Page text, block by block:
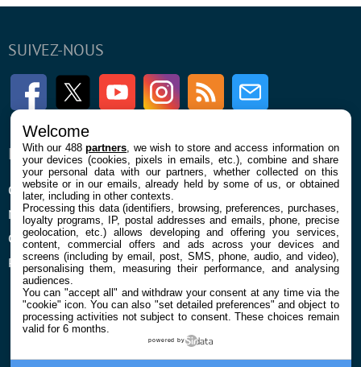
SUIVEZ-NOUS
FacebookTwitter Youtube InstagramRSS Newsletter
ENTREPRISE
Qui sommes nous
Mentions légales et CGU
Confidentialité et Cookies
Préférences cookies
À PROPOS
La rédaction
Contact
Welcome
With our 488partners , we wish to store and access information on
your devices (cookies, pixels in emails, etc.), combine and share
your personal data with our partners, whether collected on this
website or in our emails, already held by some of us, or obtained
later, including in other contexts.
Processing this data (identifiers, browsing, preferences, purchases,
loyalty programs, IP, postal addresses and emails, phone, precise
geolocation, etc.) allows developing and offering you services,
content, commercial offers and ads across your devices and
screens (including by email, post, SMS, phone, audio, and video),
personalising them, measuring their performance, and analysing
audiences.
You can "accept all" and withdraw your consent at any time via the
"cookie" icon. You can also "set detailed preferences" and object to
processing activities not subject to consent. These choices remain
valid for 6 months.
powered by